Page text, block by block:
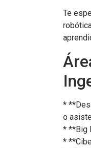
Te
*
o
* **Big
*